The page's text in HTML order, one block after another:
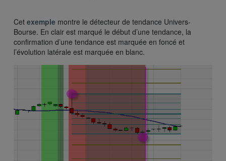
Cet exemple montre le détecteur de tendance Univers-
Bourse. En clair est marqué le début d’une tendance, la
confirmation d’une tendance est marquée en foncé et
l’évolution latérale est marquée en blanc.